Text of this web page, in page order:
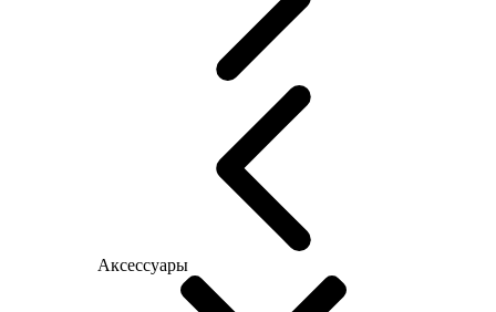
Аксессуары